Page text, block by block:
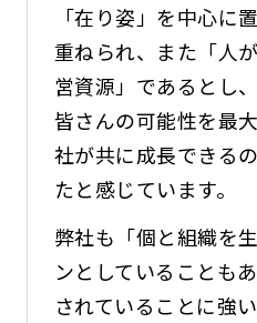
「在り姿」を中心に
重ねられ、また「人
営資源」であるとし
皆さんの可能性を最
社が共に成長できる
たと感じています。
弊社も「個と組織を
ンとしていることも
されていることに強